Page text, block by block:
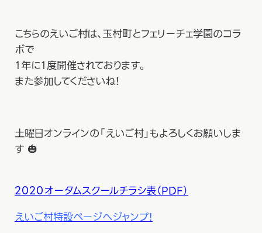
こちらのえいご村は、玉村町とフェリーチェ学園のコラ
ボで
１年に１度開催されております。
また参加してくださいね！
土曜日オンラインの「えいご村」もよろしくお願いしま
す 🎃
2020オータムスクールチラシ表（PDF）
えいご村特設ページへジャンプ！